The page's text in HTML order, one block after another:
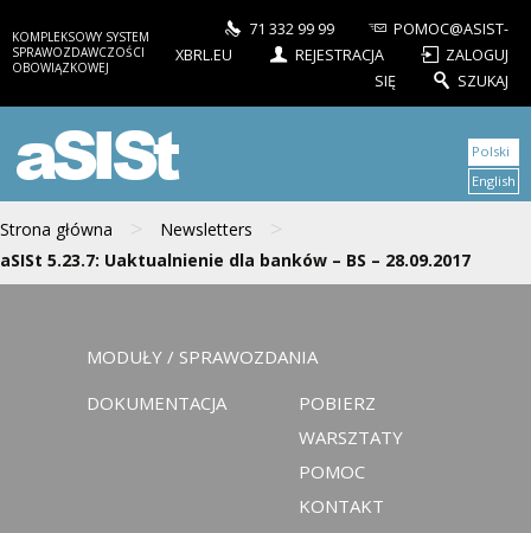
KOMPLEKSOWY SYSTEM
SPRAWOZDAWCZOŚCI
OBOWIĄZKOWEJ
71 332 99 99
POMOC@ASIST-
XBRL.EU
REJESTRACJA
ZALOGUJ
SIĘ
SZUKAJ
aSISt
Strona główna > Newsletters >
aSISt 5.23.7: Uaktualnienie dla banków – BS – 28.09.2017
Polski
English
MODUŁY / SPRAWOZDANIA
DOKUMENTACJA
POBIERZ
WARSZTATY
POMOC
KONTAKT